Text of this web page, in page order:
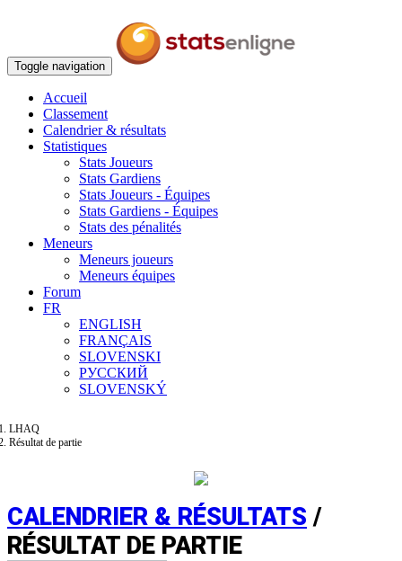
Toggle navigation
Accueil
Classement
Calendrier & résultats
Statistiques
Stats Joueurs
Stats Gardiens
Stats Joueurs - Équipes
Stats Gardiens - Équipes
Stats des pénalités
Meneurs
Meneurs joueurs
Meneurs équipes
Forum
FR
ENGLISH
FRANÇAIS
SLOVENSKI
РУССКИЙ
SLOVENSKÝ
LHAQ
Résultat de partie
CALENDRIER & RÉSULTATS /
RÉSULTAT DE PARTIE